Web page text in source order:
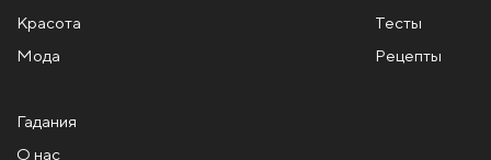
Красота
Мода
Тесты
Рецепты
Гадания
О нас